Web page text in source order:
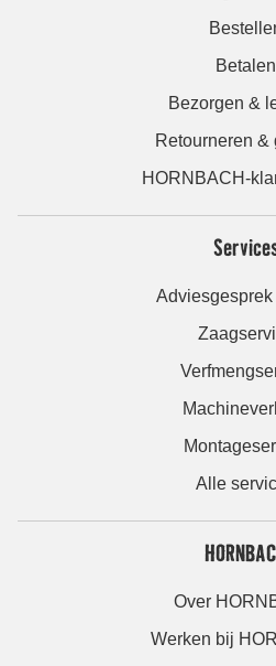
Betalen
Bezorgen &
Retourneren &
HORNBACH-
Alle
Over
Werken bij